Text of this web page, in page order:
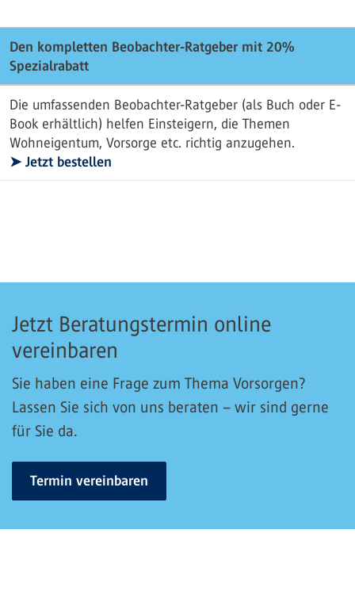
Den kompletten Beobachter-Ratgeber mit 20%
Spezialrabatt
Die umfassenden Beobachter-Ratgeber (als Buch oder E-
Book erhältlich) helfen Einsteigern, die Themen
Wohneigentum, Vorsorge etc. richtig anzugehen.
➤ Jetzt bestellen
Jetzt Beratungstermin online
vereinbaren
Sie haben eine Frage zum Thema Vorsorgen?
Lassen Sie sich von uns beraten – wir sind gerne
für Sie da.
Termin vereinbaren